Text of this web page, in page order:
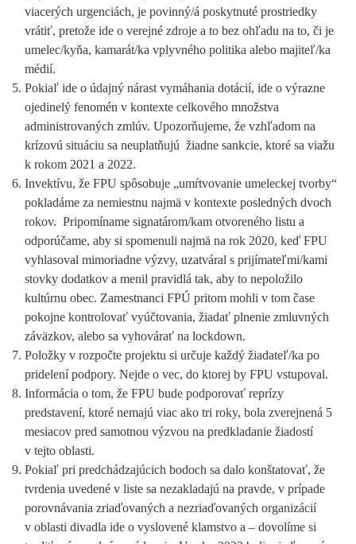
viacerých urgenciách, je povinný/á poskytnuté prostriedky
vrátiť, pretože ide o verejné zdroje a to bez ohľadu na to, či je
umelec/kyňa, kamarát/ka vplyvného politika alebo majiteľ/ka
médií.
Pokiaľ ide o údajný nárast vymáhania dotácií, ide o výrazne
ojedinelý fenomén v kontexte celkového množstva
administrovaných zmlúv. Upozorňujeme, že vzhľadom na
krízovú situáciu sa neuplatňujú žiadne sankcie, ktoré sa viažu
k rokom 2021 a 2022.
Invektívu, že FPU spôsobuje „umŕtvovanie umeleckej tvorby“
pokladáme za nemiestnu najmä v kontexte posledných dvoch
rokov. Pripomíname signatárom/kam otvoreného listu a
odporúčame, aby si spomenuli najmä na rok 2020, keď FPU
vyhlasoval mimoriadne výzvy, uzatváral s prijímateľmi/kami
stovky dodatkov a menil pravidlá tak, aby to nepoložilo
kultúrnu obec. Zamestnanci FPÚ pritom mohli v tom čase
pokojne kontrolovať vyúčtovania, žiadať plnenie zmluvných
záväzkov, alebo sa vyhovárať na lockdown.
Položky v rozpočte projektu si určuje každý žiadateľ/ka po
pridelení podpory. Nejde o vec, do ktorej by FPU vstupoval.
Informácia o tom, že FPU bude podporovať reprízy
predstavení, ktoré nemajú viac ako tri roky, bola zverejnená 5
mesiacov pred samotnou výzvou na predkladanie žiadostí
v tejto oblasti.
Pokiaľ pri predchádzajúcich bodoch sa dalo konštatovať, že
tvrdenia uvedené v liste sa nezakladajú na pravde, v prípade
porovnávania zriaďovaných a nezriaďovaných organizácií
v oblasti divadla ide o vyslovené klamstvo a – dovolíme si